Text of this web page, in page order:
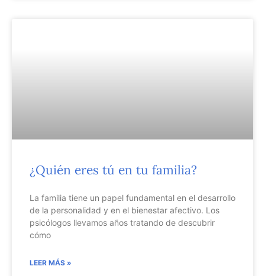
¿Quién eres tú en tu familia?
La familia tiene un papel fundamental en el desarrollo
de la personalidad y en el bienestar afectivo. Los
psicólogos llevamos años tratando de descubrir
cómo
LEER MÁS »